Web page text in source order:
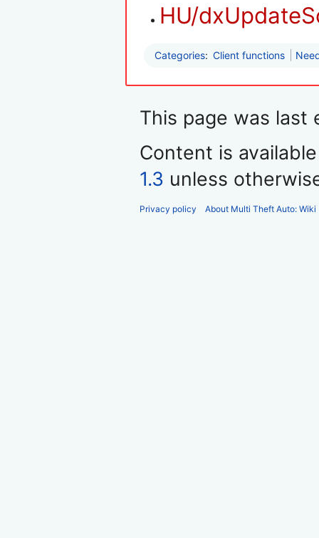
HU/
Categories: Client functions
This page was last
Content is
1.3 unless
Privacy policy About Multi Theft Auto: Wiki